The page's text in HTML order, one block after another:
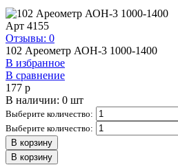
Арт 4155
Отзывы: 0
102 Ареометр АОН-3 1000-1400
В избранное
В сравнение
177 p
В наличии: 0 шт
Выберите количество:
Выберите количество:
В корзину
В корзину